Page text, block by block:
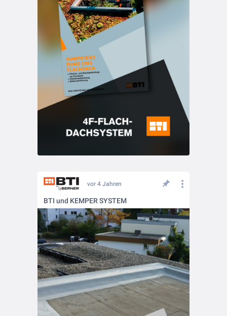
vor 4 Jahren
BTI und KEMPER SYSTEM